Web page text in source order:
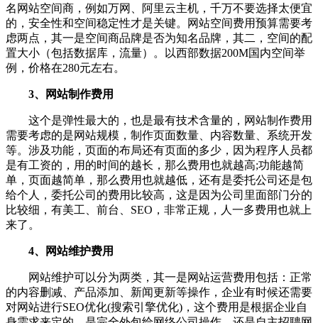
名网站空间商，例如万网、阿里云主机，千万不要选择太便宜
的，安全性和空间稳定性才是关键。网站空间费用预算需要考
虑两点，其一是空间商品牌是否为知名品牌，其二，空间的配
置大小（包括数据库，流量）。以西部数据200M国内空间举
例，价格在280元左右。
3、网站制作费用
这个是弹性最大的，也是最有技术含量的，网站制作费用
需要考虑的是网站规模，制作页面数量、内容数量、系统开发
等。涉及功能，页面的布局还有页面的多少，因为程序人员都
是有工资的，用的时间的越长，那么费用也就越高;功能越简
单，页面越简单，那么费用也就越低，还有是委托公司还是包
给个人，委托公司的费用比较高，这是因为公司里面部门分的
比较细，有美工、前台、SEO，非常正规，人一多费用也就上
来了。
4、网站维护费用
网站维护可以分为两类，其一是网站运营费用包括：正常
的内容删减、产品添加、新闻更新等操作，企业有时候还需要
对网站进行SEO优化(搜索引擎优化)，这个费用是根据企业自